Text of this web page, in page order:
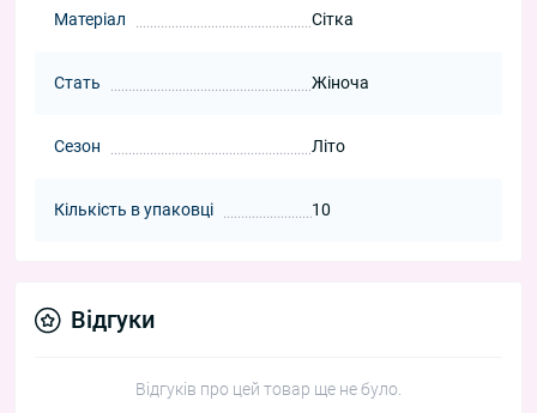
Матеріал Сітка
Стать Жіноча
Сезон Літо
Кількість в упаковці 10
Відгуки
Відгуків про цей товар ще не було.